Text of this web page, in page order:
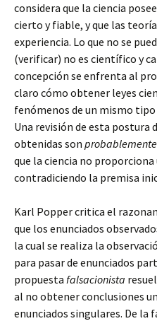
considera que la ciencia
cierto y fiable, y que las
experiencia. Lo que no se
(verificar) no es científico y
concepción se enfrenta al
claro cómo obtener leyes
fenómenos de un mismo
Una revisión de esta postura
obtenidas son probablemente
que la ciencia no
contradiciendo la premisa
Karl Popper critica el
que los enunciados
la cual se realiza la
para pasar de enunciados
propuesta falsacionista
al no obtener conclusiones
enunciados singulares. De la